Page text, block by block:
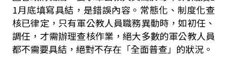
1月底填寫具結，是錯誤內容。常態化、制度化查
核已律定，只有軍公教人員職務異動時，如初任、
調任，才需辦理查核作業，絕大多數的軍公教人員
都不需要具結，絕對不存在「全面普查」的狀況。